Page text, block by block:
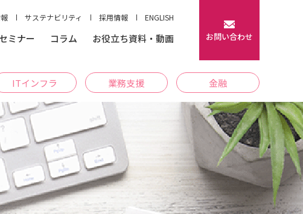
ミナー コラム お役立ち資料・動画
サステナビリティ 採用情報 ENGLISH
お問い合わせ
ITインフラ 業務支援 金融